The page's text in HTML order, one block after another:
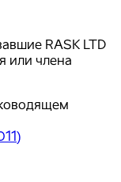
RASK LTD
или члена
)